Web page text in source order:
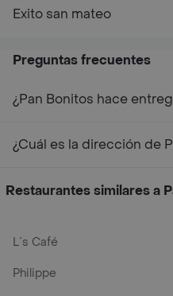
Exito san mateo
Preguntas frecuentes
¿Pan Bonitos hace
¿Cuál es la dirección de
Restaurantes similares a
L´s Café
Philippe